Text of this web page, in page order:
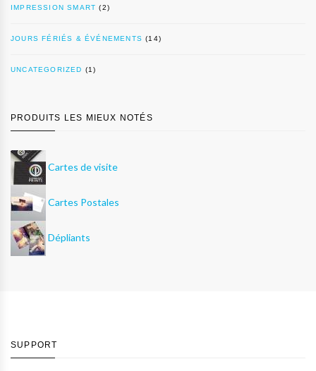
IMPRESSION SMART (2)
JOURS FÉRIÉS & ÉVÉNEMENTS (14)
UNCATEGORIZED (1)
PRODUITS LES MIEUX NOTÉS
Cartes de visite
Cartes Postales
Dépliants
SUPPORT